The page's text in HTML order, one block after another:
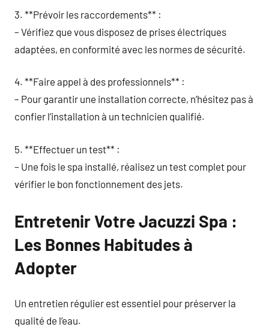
3. **Prévoir les raccordements** :
– Vérifiez que vous disposez de prises électriques
adaptées, en conformité avec les normes de sécurité.
4. **Faire appel à des professionnels** :
– Pour garantir une installation correcte, n’hésitez pas à
confier l’installation à un technicien qualifié.
5. **Effectuer un test** :
– Une fois le spa installé, réalisez un test complet pour
vérifier le bon fonctionnement des jets.
Entretenir Votre Jacuzzi Spa :
Les Bonnes Habitudes à
Adopter
Un entretien régulier est essentiel pour préserver la
qualité de l’eau.